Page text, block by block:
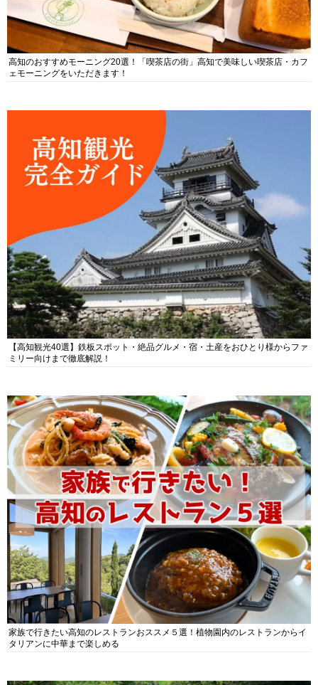
高知のおすすめモーニング20選！「喫茶店の街」高知で美味しい喫茶店・カフ
ェモーニングをいただきます！
【高知観光40選】鉄板スポット・絶品グルメ・宿・土産をおひとり様からファ
ミリー向けまで徹底解説！
家族で行きたい高知のレストランおススメ５選！植物園内のレストランからイ
タリアンに中華まで楽しめる